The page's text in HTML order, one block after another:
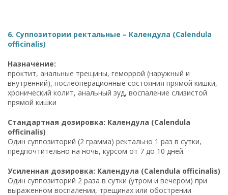
6. Суппозитории ректальные – Календула (Calendula
officinalis)
Назначение:
проктит, анальные трещины, геморрой (наружный и
внутренний), послеоперационные состояния прямой кишки,
хронический колит, анальный зуд, воспаление слизистой
прямой кишки
Стандартная дозировка: Календула (Calendula
officinalis)
Один суппозиторий (2 грамма) ректально 1 раз в сутки,
предпочтительно на ночь, курсом от 7 до 10 дней.
Усиленная дозировка: Календула (Calendula officinalis)
Один суппозиторий 2 раза в сутки (утром и вечером) при
выраженном воспалении, трещинах или обострении